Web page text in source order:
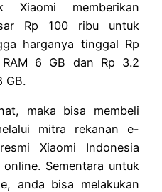
Xiaomi memberikan
Rp 100 ribu untuk
harganya tinggal Rp
6 GB dan Rp 3.2
GB.
maka bisa membeli
mitra rekanan e-
Xiaomi Indonesia
Sementara untuk
anda bisa melakukan